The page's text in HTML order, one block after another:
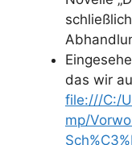
das wir
file:///C:/
mp/